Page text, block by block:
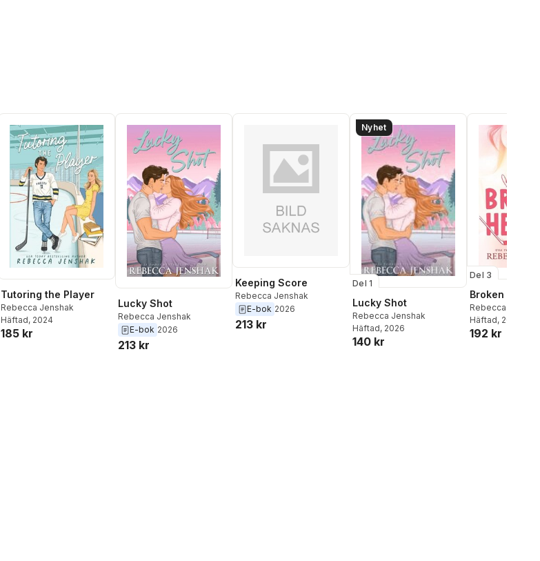
Tutoring the Player
Rebecca Jenshak
Häftad, 2024
185 kr
Lucky Shot
Rebecca Jenshak
E-bok 2026
213 kr
Keeping Score
Rebecca Jenshak
E-bok 2026
213 kr
Nyhet
Del 1
Lucky Shot
Rebecca Jenshak
Häftad, 2026
140 kr
Del 3
Broken Hearts
Rebecca
Häftad, 2021
192 kr